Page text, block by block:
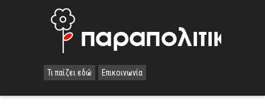
Τι παίζει εδώ Επικοινωνία